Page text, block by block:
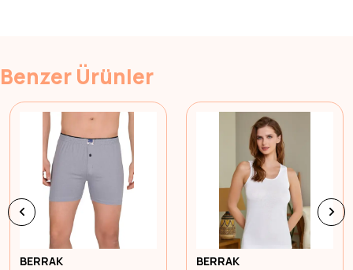
Benzer Ürünler
BERRAK BERRAK